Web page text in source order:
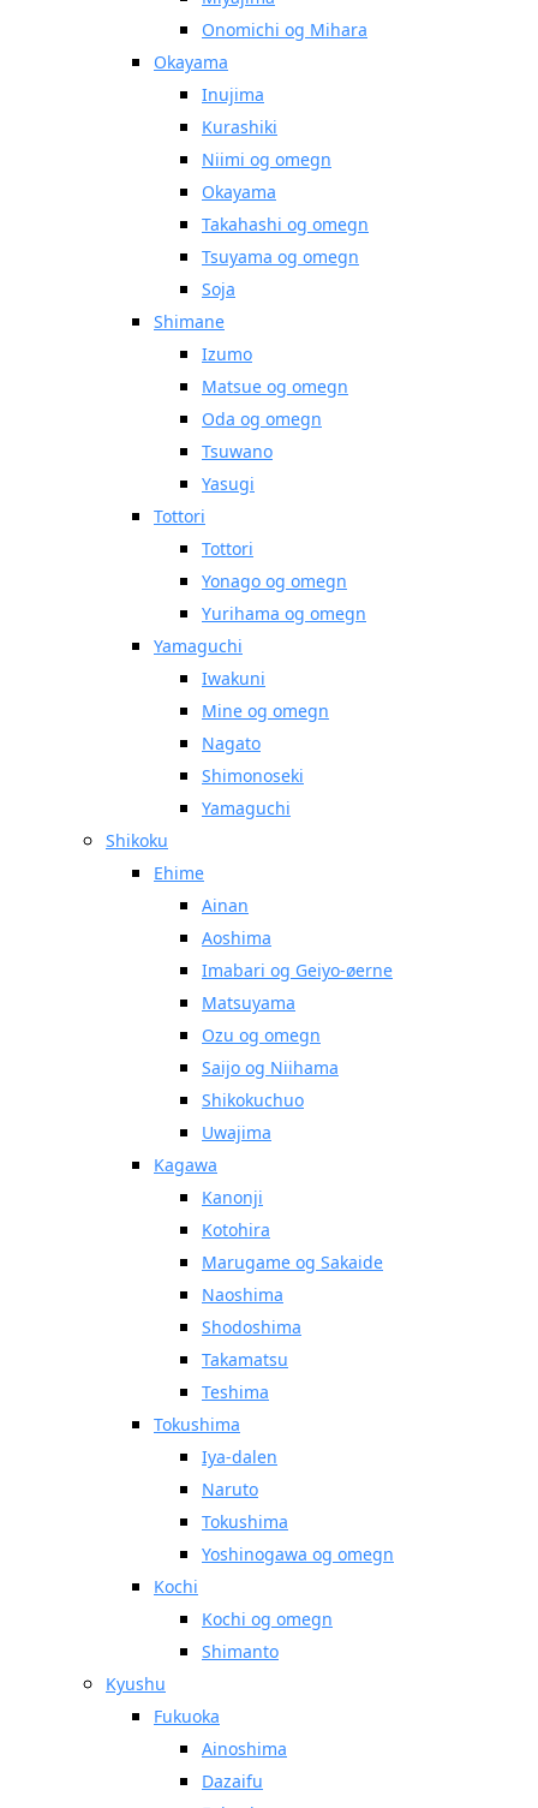
Onomichi og Mihara
Okayama
Inujima
Kurashiki
Niimi og omegn
Okayama
Takahashi og omegn
Tsuyama og omegn
Soja
Shimane
Izumo
Matsue og omegn
Oda og omegn
Tsuwano
Yasugi
Tottori
Tottori
Yonago og omegn
Yurihama og omegn
Yamaguchi
Iwakuni
Mine og omegn
Nagato
Shimonoseki
Yamaguchi
Shikoku
Ehime
Ainan
Aoshima
Imabari og Geiyo-øerne
Matsuyama
Ozu og omegn
Saijo og Niihama
Shikokuchuo
Uwajima
Kagawa
Kanonji
Kotohira
Marugame og Sakaide
Naoshima
Shodoshima
Takamatsu
Teshima
Tokushima
Iya-dalen
Naruto
Tokushima
Yoshinogawa og omegn
Kochi
Kochi og omegn
Shimanto
Kyushu
Fukuoka
Ainoshima
Dazaifu